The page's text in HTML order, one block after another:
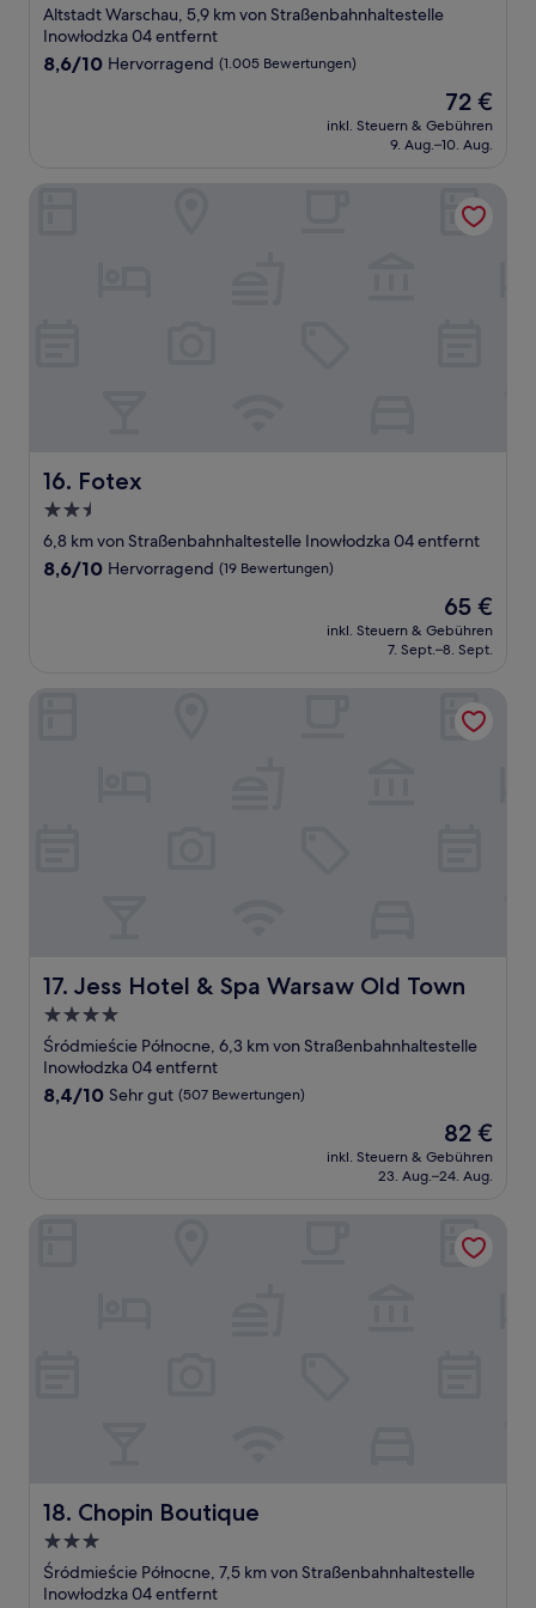
Sterne-
Unterkunft
Altstadt Warschau, 5,9 km von Straßenbahnhaltestelle
Inowłodzka 04 entfernt
8.6
8,6/10 Hervorragend (1.005 Bewertungen)
Der
Preis
beträgt
72 €
inkl. Steuern & Gebühren
9. Aug.–10. Aug.
16. Fotex
Fotex
2.5-
Sterne-
Unterkunft
6,8 km von Straßenbahnhaltestelle Inowłodzka 04 entfernt
8.6
8,6/10 Hervorragend (19 Bewertungen)
Der
Preis
beträgt
65 €
inkl. Steuern & Gebühren
7. Sept.–8. Sept.
17. Jess Hotel & Spa Warsaw Old Town
Jess Hotel & Spa Warsaw Old Town
4.0-
Sterne-
Unterkunft
Śródmieście Północne, 6,3 km von Straßenbahnhaltestelle
Inowłodzka 04 entfernt
8.4
Bewertungen)
8,4/10 Sehr gut (507 Bewertungen)
Der
Preis
beträgt
82 €
inkl. Steuern & Gebühren
23. Aug.–24. Aug.
18. Chopin Boutique
Chopin Boutique
3.0-
Sterne-
Unterkunft
Śródmieście Północne, 7,5 km von Straßenbahnhaltestelle
Inowłodzka 04 entfernt